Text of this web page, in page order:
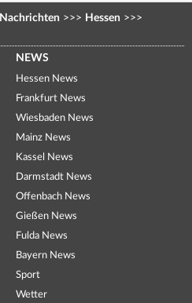
Nachrichten >>> Hessen >>>
NEWS
Hessen News
Frankfurt News
Wiesbaden News
Mainz News
Kassel News
Darmstadt News
Offenbach News
Gießen News
Fulda News
Bayern News
Sport
Wetter